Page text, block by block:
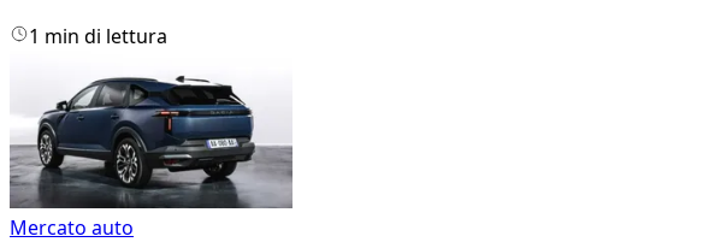
1 min di lettura
Mercato auto